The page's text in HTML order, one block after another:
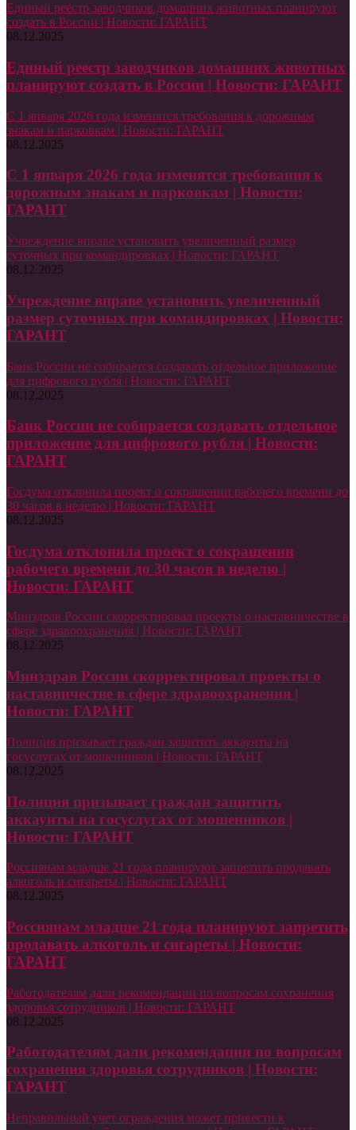
Единый реестр заводчиков домашних животных планируют
создать в России | Новости: ГАРАНТ
08.12.2025
Единый реестр заводчиков домашних животных
планируют создать в России | Новости: ГАРАНТ
С 1 января 2026 года изменятся требования к дорожным
знакам и парковкам | Новости: ГАРАНТ
08.12.2025
С 1 января 2026 года изменятся требования к
дорожным знакам и парковкам | Новости:
ГАРАНТ
Учреждение вправе установить увеличенный размер
суточных при командировках | Новости: ГАРАНТ
08.12.2025
Учреждение вправе установить увеличенный
размер суточных при командировках | Новости:
ГАРАНТ
Банк России не собирается создавать отдельное приложение
для цифрового рубля | Новости: ГАРАНТ
08.12.2025
Банк России не собирается создавать отдельное
приложение для цифрового рубля | Новости:
ГАРАНТ
Госдума отклонила проект о сокращении рабочего времени до
30 часов в неделю | Новости: ГАРАНТ
08.12.2025
Госдума отклонила проект о сокращении
рабочего времени до 30 часов в неделю |
Новости: ГАРАНТ
Минздрав России скорректировал проекты о наставничестве в
сфере здравоохранения | Новости: ГАРАНТ
08.12.2025
Минздрав России скорректировал проекты о
наставничестве в сфере здравоохранения |
Новости: ГАРАНТ
Полиция призывает граждан защитить аккаунты на
госуслугах от мошенников | Новости: ГАРАНТ
08.12.2025
Полиция призывает граждан защитить
аккаунты на госуслугах от мошенников |
Новости: ГАРАНТ
Россиянам младше 21 года планируют запретить продавать
алкоголь и сигареты | Новости: ГАРАНТ
08.12.2025
Россиянам младше 21 года планируют запретить
продавать алкоголь и сигареты | Новости:
ГАРАНТ
Работодателям дали рекомендации по вопросам сохранения
здоровья сотрудников | Новости: ГАРАНТ
08.12.2025
Работодателям дали рекомендации по вопросам
сохранения здоровья сотрудников | Новости:
ГАРАНТ
Неправильный учет ограждения может привести к